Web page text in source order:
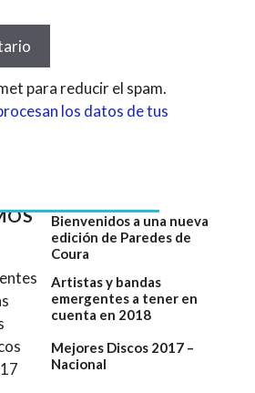
para reducir el spam.
los datos de tus
Bienvenidos a una nueva
edición de Paredes de
Coura
Artistas y bandas
emergentes a tener en
cuenta en 2018
Mejores Discos 2017 –
Nacional